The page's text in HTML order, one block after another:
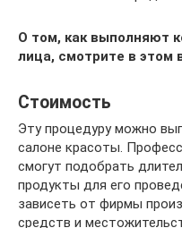
О том, как выполняют
лица, смотрите в этом
Стоимость
Эту процедуру можно
салоне красоты.
смогут подобрать
продукты для его
зависеть от фирмы
средств и